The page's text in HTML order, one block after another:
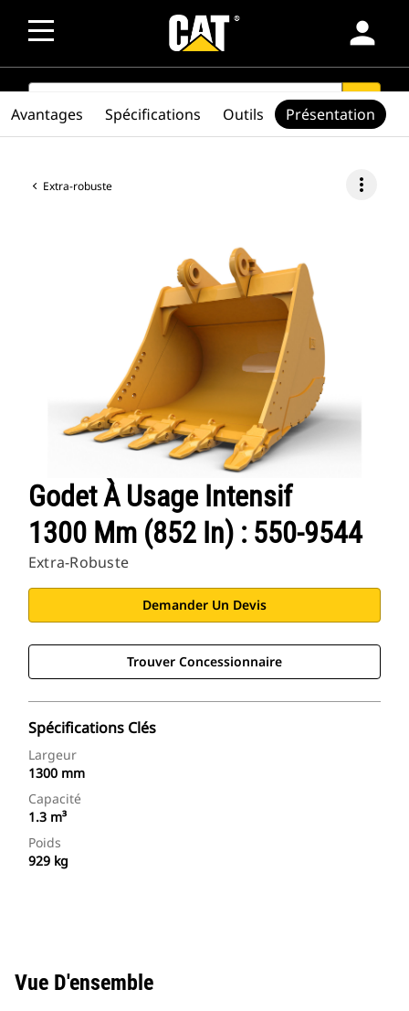
person
SEARCH search
Extra-robuste more_vert
Godet À Usage Intensif
1300 Mm (852 In) : 550-9544
Extra-Robuste
Demander Un Devis
Trouver Concessionnaire
Spécifications Clés
Largeur
1300 mm
Capacité
1.3 m³
Poids
929 kg
Avantages Spécifications Outils Présentation
Vue D'ensemble